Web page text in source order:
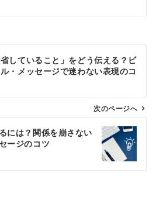
していること」をどう伝える？ビ
・メッセージで迷わない表現のコ
次のページへ
には？関係を崩さない
ージのコツ